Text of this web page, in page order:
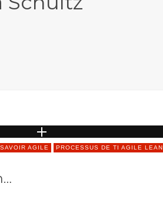
AGILE PROCESSUS DE TI AGILE LEAN